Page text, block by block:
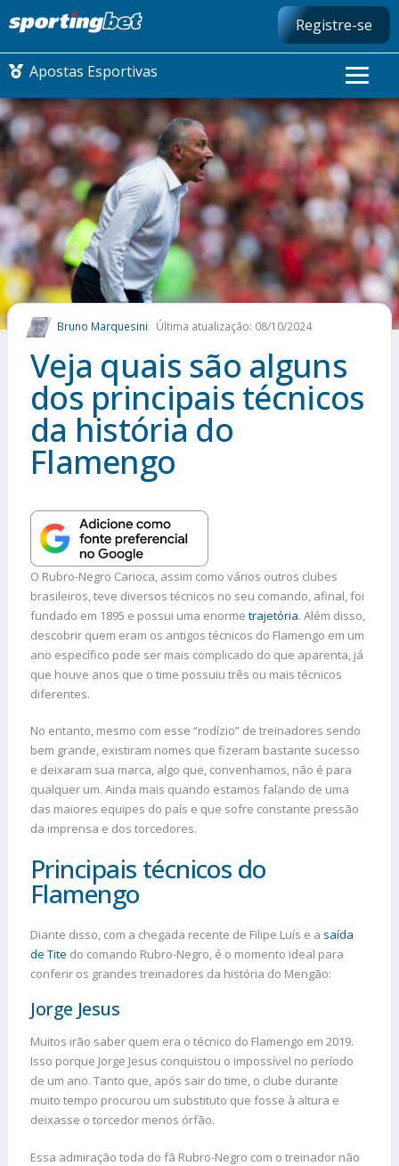
Registre-se
Apostas Esportivas
CONMEBOL LIBERTADORES
FUTEBOL NACIONAL
FUTEBOL INTERNACIONAL
COMO APOSTAR
MAIS ESPORTES
Bruno Marquesini Última atualização: 08/10/2024
Veja quais são alguns
dos principais técnicos
da história do
Flamengo
O Rubro-Negro Carioca, assim como vários outros clubes
brasileiros, teve diversos técnicos no seu comando, afinal, foi
fundado em 1895 e possui uma enorme trajetória. Além disso,
descobrir quem eram os antigos técnicos do Flamengo em um
ano específico pode ser mais complicado do que aparenta, já
que houve anos que o time possuiu três ou mais técnicos
diferentes.
No entanto, mesmo com esse “rodízio” de treinadores sendo
bem grande, existiram nomes que fizeram bastante sucesso
e deixaram sua marca, algo que, convenhamos, não é para
qualquer um. Ainda mais quando estamos falando de uma
das maiores equipes do país e que sofre constante pressão
da imprensa e dos torcedores.
Principais técnicos do
Flamengo
Diante disso, com a chegada recente de Filipe Luís e a saída
de Tite do comando Rubro-Negro, é o momento ideal para
conferir os grandes treinadores da história do Mengão:
Jorge Jesus
Muitos irão saber quem era o técnico do Flamengo em 2019.
Isso porque Jorge Jesus conquistou o impossível no período
de um ano. Tanto que, após sair do time, o clube durante
muito tempo procurou um substituto que fosse à altura e
deixasse o torcedor menos órfão.
Essa admiração toda do fã Rubro-Negro com o treinador não